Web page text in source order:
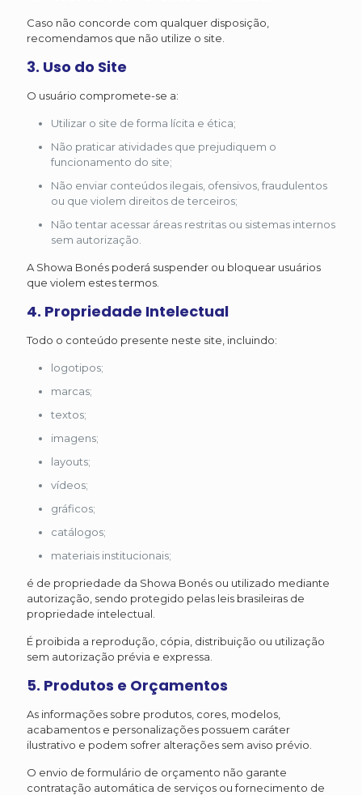
Caso não concorde com qualquer disposição,
recomendamos que não utilize o site.
3. Uso do Site
O usuário compromete-se a:
Utilizar o site de forma lícita e ética;
Não praticar atividades que prejudiquem o
funcionamento do site;
Não enviar conteúdos ilegais, ofensivos, fraudulentos
ou que violem direitos de terceiros;
Não tentar acessar áreas restritas ou sistemas internos
sem autorização.
A Showa Bonés poderá suspender ou bloquear usuários
que violem estes termos.
4. Propriedade Intelectual
Todo o conteúdo presente neste site, incluindo:
logotipos;
marcas;
textos;
imagens;
layouts;
vídeos;
gráficos;
catálogos;
materiais institucionais;
é de propriedade da Showa Bonés ou utilizado mediante
autorização, sendo protegido pelas leis brasileiras de
propriedade intelectual.
É proibida a reprodução, cópia, distribuição ou utilização
sem autorização prévia e expressa.
5. Produtos e Orçamentos
As informações sobre produtos, cores, modelos,
acabamentos e personalizações possuem caráter
ilustrativo e podem sofrer alterações sem aviso prévio.
O envio de formulário de orçamento não garante
contratação automática de serviços ou fornecimento de